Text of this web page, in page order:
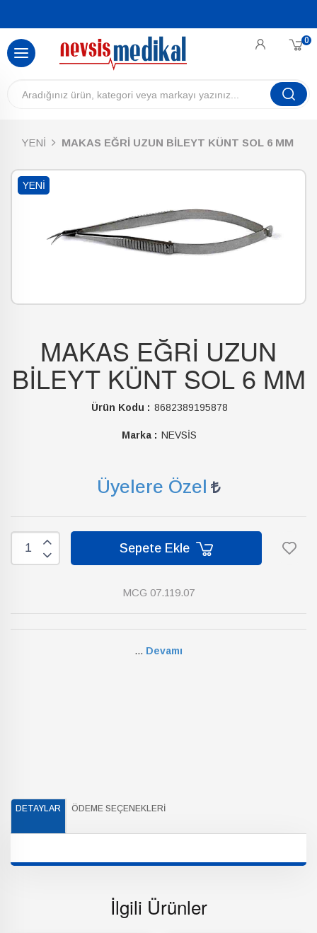
0
YENİ MAKAS EĞRİ UZUN BİLEYT KÜNT SOL 6 MM
YENI
MAKAS EĞRİ UZUN
BİLEYT KÜNT SOL 6 MM
Ürün Kodu : 8682389195878
Marka : NEVSİS
Üyelere Özel
Sepete Ekle
MCG 07.119.07
... Devamı
DETAYLAR ÖDEME SEÇENEKLERI
İlgili Ürünler